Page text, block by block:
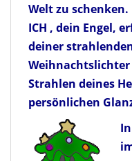
Welt zu schenken.
ICH , dein Engel,
deiner
Strahlen deines
persönlichen